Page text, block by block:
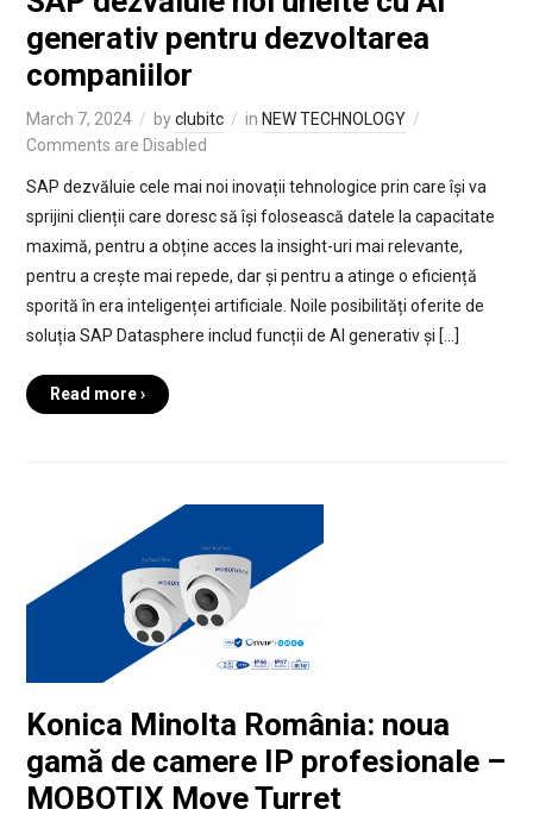
generativ pentru dezvoltarea
companiilor
March 7, 2024 byclubitc in NEW TECHNOLOGY
Comments are Disabled
SAP dezvăluie cele mai noi inovații tehnologice prin care își va
sprijini clienții care doresc să își folosească datele la capacitate
maximă, pentru a obține acces la insight-uri mai relevante,
pentru a crește mai repede, dar și pentru a atinge o eficiență
sporită în era inteligenței artificiale. Noile posibilități oferite de
soluția SAP Datasphere includ funcții de AI generativ și […]
Read more ›
Konica Minolta România: noua
gamă de camere IP profesionale –
MOBOTIX Move Turret